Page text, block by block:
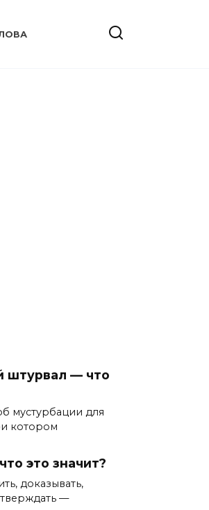
штурвал — что
мустурбации для
котором
это значит?
доказывать,
—